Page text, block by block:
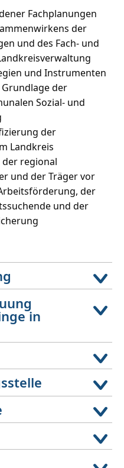
Fachplanungen
der
und des Fach- und
und Instrumenten
der
Sozial- und
der
Landkreis
regional
und der Träger vor
der
und der
in